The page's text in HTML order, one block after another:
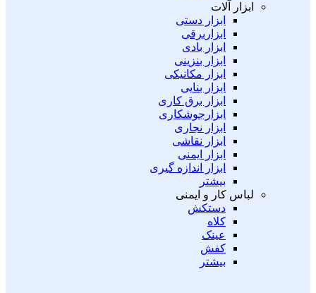
ابزار آلات
ابزار دستی
ابزاربرقی
ابزار بادی
ابزار بنزینی
ابزار مکانیکی
ابزار بنایی
ابزار برق کاری
ابزارجوشکاری
ابزار نجاری
ابزار نقاشی
ابزار ایمنی
ابزار اندازه گیری
بیشتر
لباس کار و ایمنی
دستکش
کلاه
عینک
کفش
بیشتر